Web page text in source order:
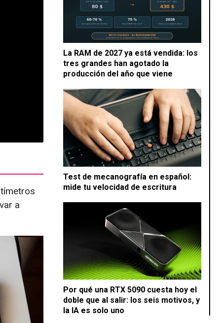
La RAM de 2027 ya está vendida: los
tres grandes han agotado la
producción del año que viene
Test de mecanografía en español:
mide tu velocidad de escritura
Por qué una RTX 5090 cuesta hoy el
doble que al salir: los seis motivos, y
la IA es solo uno
a